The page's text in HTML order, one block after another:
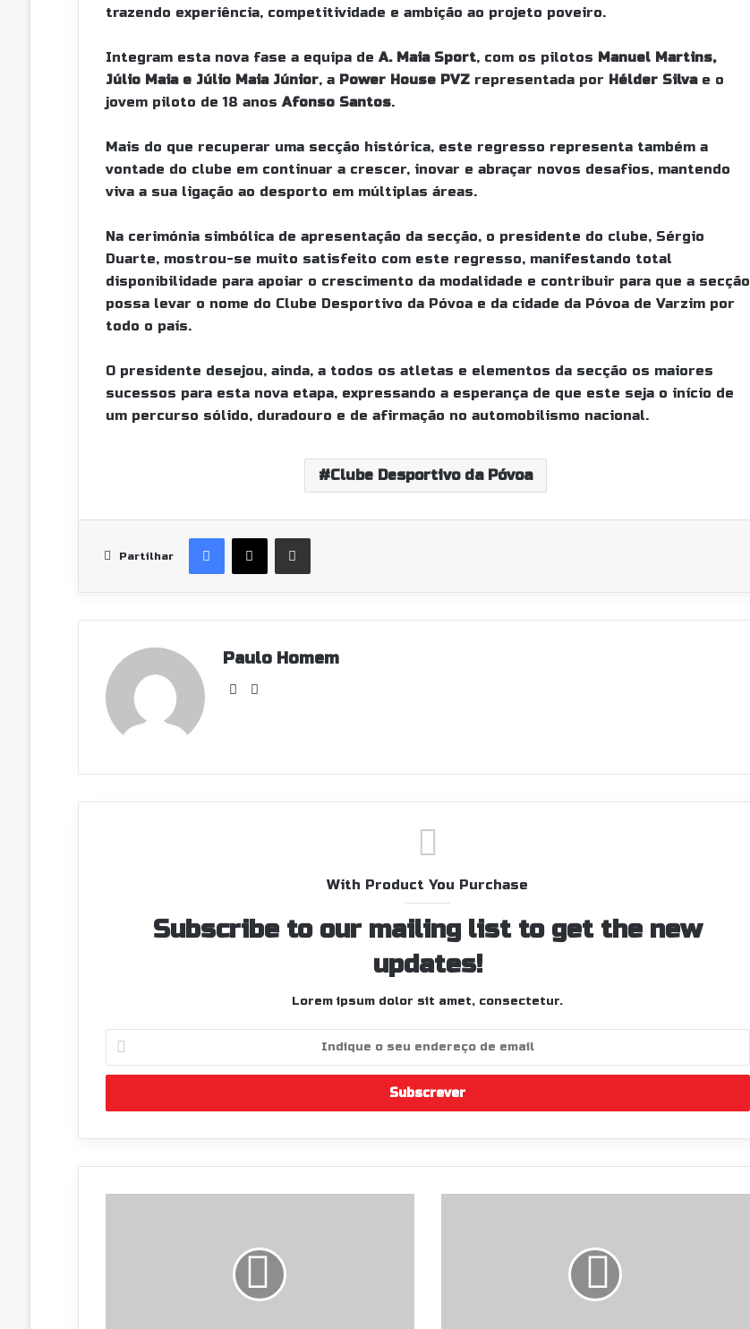
trazendo experiência, competitividade e ambição ao projeto poveiro.
Integram esta nova fase a equipa deA. Maia Sport, com os pilotos Manuel Martins,
Júlio Maia e Júlio Maia Júnior, a Power House PVZrepresentada por Hélder Silvae o
jovem piloto de 18 anosAfonso Santos.
Mais do que recuperar uma secção histórica, este regresso representa também a
vontade do clube em continuar a crescer, inovar e abraçar novos desafios, mantendo
viva a sua ligação ao desporto em múltiplas áreas.
Na cerimónia simbólica de apresentação da secção, o presidente do clube, Sérgio
Duarte, mostrou-se muito satisfeito com este regresso, manifestando total
disponibilidade para apoiar o crescimento da modalidade e contribuir para que a secção
possa levar o nome do Clube Desportivo da Póvoa e da cidade da Póvoa de Varzim por
todo o país.
O presidente desejou, ainda, a todos os atletas e elementos da secção os maiores
sucessos para esta nova etapa, expressando a esperança de que este seja o início de
um percurso sólido, duradouro e de afirmação no automobilismo nacional.
Clube Desportivo da Póvoa
Partilhar
Facebook
X Partilhar Via Email
Paulo Homem
Facebook
With Product You Purchase
Subscribe to our mailing list to get the new
updates!
Lorem ipsum dolor sit amet, consectetur.
Indique
seu
de